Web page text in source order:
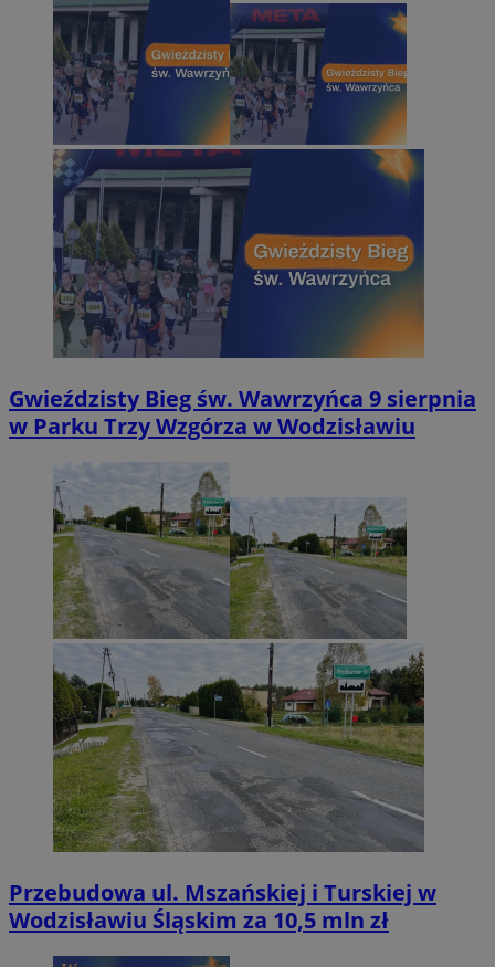
Gwieździsty Bieg św. Wawrzyńca 9 sierpnia
w Parku Trzy Wzgórza w Wodzisławiu
Przebudowa ul. Mszańskiej i Turskiej w
Wodzisławiu Śląskim za 10,5 mln zł